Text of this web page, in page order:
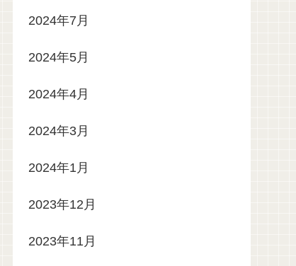
2024年7月
2024年5月
2024年4月
2024年3月
2024年1月
2023年12月
2023年11月